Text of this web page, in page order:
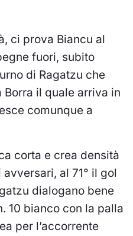
ci prova Biancu al
fuori, subito
di Ragatzu che
il quale arriva in
comunque a
corta e crea densità
al 71° il gol
dialogano bene
10 bianco con la palla
per l’accorrente